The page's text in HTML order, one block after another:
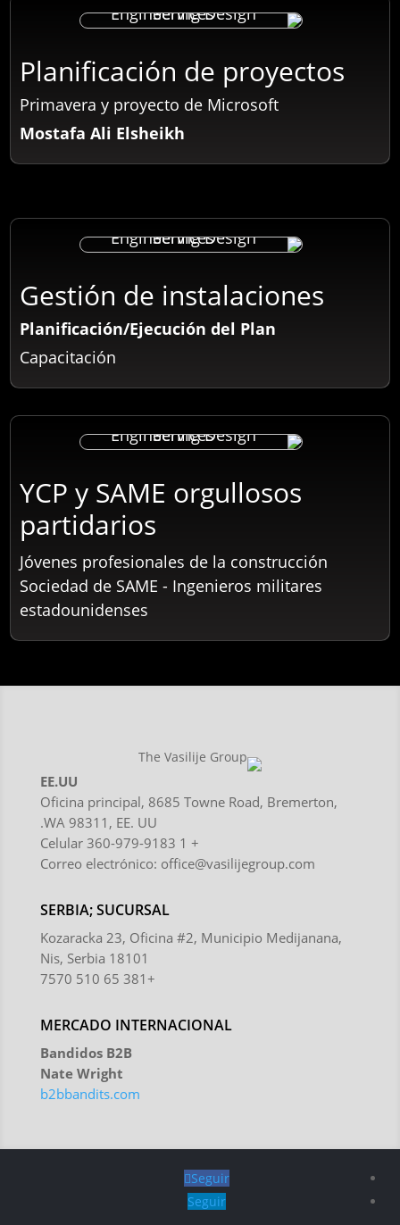
Planificación de proyectos
Primavera y proyecto de Microsoft
Mostafa Ali Elsheikh
Gestión de instalaciones
Planificación/Ejecución del Plan
Capacitación
YCP y SAME orgullosos
partidarios
Jóvenes profesionales de la construcción
Sociedad de SAME - Ingenieros militares
estadounidenses
EE.UU
Oficina principal, 8685 Towne Road, Bremerton,
WA 98311, EE. UU.
+ 1 360-979-9183 Celular
Correo electrónico: office@vasilijegroup.com
SERBIA; SUCURSAL
Kozaracka 23, Oficina #2, Municipio Medijanana,
Nis, Serbia 18101
+381 65 510 7570
MERCADO INTERNACIONAL
Bandidos B2B
Nate Wright
b2bbandits.com
Seguir
Seguir